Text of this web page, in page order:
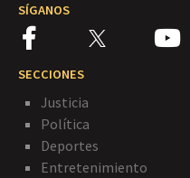
SÍGANOS
SECCIONES
Justicia
Política
Deportes
Entretenimiento